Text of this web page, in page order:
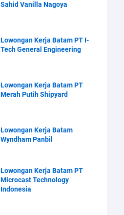
Sahid Vanilla Nagoya
Lowongan Kerja Batam PT I-
Tech General Engineering
Lowongan Kerja Batam PT
Merah Putih Shipyard
Lowongan Kerja Batam
Wyndham Panbil
Lowongan Kerja Batam PT
Microcast Technology
Indonesia